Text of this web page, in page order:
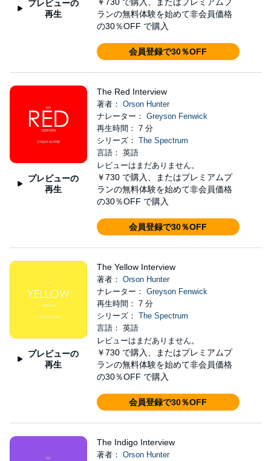
プレビューの
再生
ランの無料体験を始めて非会員価格
の30％OFF で購入
会員登録で30％OFF
プレビューの
再生
The Red Interview
著者： Orson Hunter
ナレーター： Greyson Fenwick
再生時間： 7 分
シリーズ： The Spectrum
言語： 英語
レビューはまだありません。
￥730 で購入、またはプレミアムプ
ランの無料体験を始めて非会員価格
の30％OFF で購入
会員登録で30％OFF
プレビューの
再生
The Yellow Interview
著者： Orson Hunter
ナレーター： Greyson Fenwick
再生時間： 7 分
シリーズ： The Spectrum
言語： 英語
レビューはまだありません。
￥730 で購入、またはプレミアムプ
ランの無料体験を始めて非会員価格
の30％OFF で購入
会員登録で30％OFF
The Indigo Interview
著者： Orson Hunter